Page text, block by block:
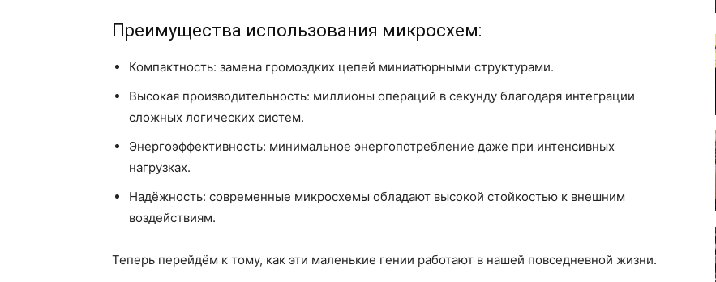
Преимущества использования микросхем:
Компактность: замена громоздких цепей миниатюрными структурами.
Высокая производительность: миллионы операций в секунду благодаря интеграции
сложных логических систем.
Энергоэффективность: минимальное энергопотребление даже при интенсивных
нагрузках.
Надёжность: современные микросхемы обладают высокой стойкостью к внешним
воздействиям.
Теперь перейдём к тому, как эти маленькие гении работают в нашей повседневной жизни.